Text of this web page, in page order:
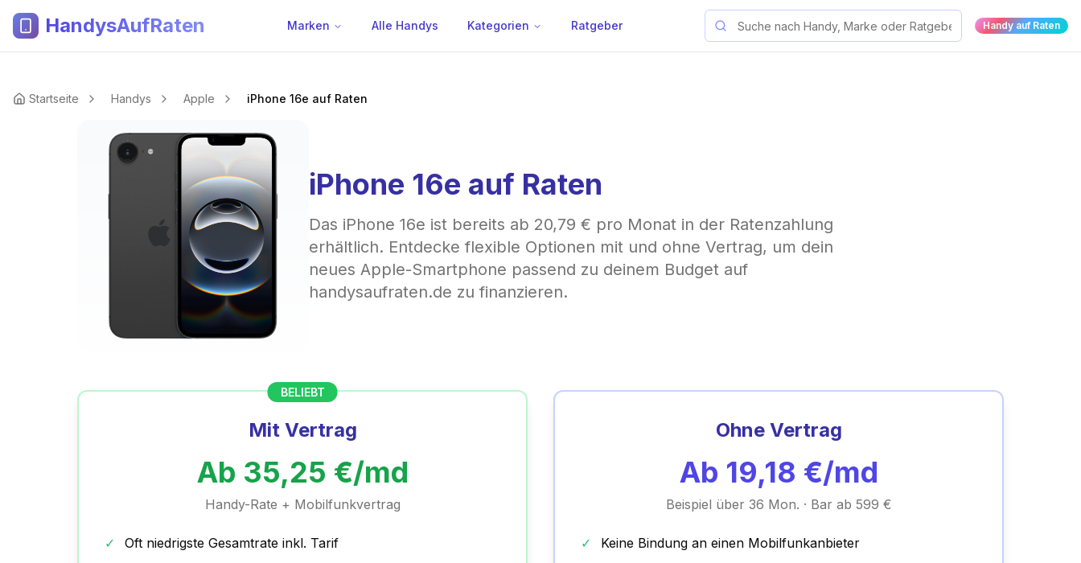
HandysAufRaten Marken Alle Handys Kategorien Ratgeber Handy auf Raten
Startseite Handys Apple iPhone 16e auf Raten
iPhone 16e auf Raten
Das iPhone 16e ist bereits ab 20,79 € pro Monat in der Ratenzahlung
erhältlich. Entdecke flexible Optionen mit und ohne Vertrag, um dein
neues Apple-Smartphone passend zu deinem Budget auf
handysaufraten.de zu finanzieren.
BELIEBT
Mit Vertrag
Ab 35,25 €/md
Handy-Rate + Mobilfunkvertrag
✓
Oft niedrigste Gesamtrate inkl. Tarif
Ohne Vertrag
Ab 19,18 €/md
Beispiel über 36 Mon. · Bar ab 599 €
✓
Keine Bindung an einen Mobilfunkanbieter